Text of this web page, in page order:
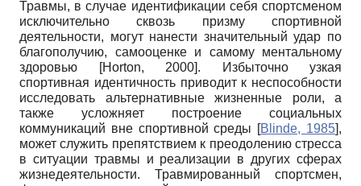
Травмы, в случае идентификации себя спортсменом
исключительно сквозь призму спортивной
деятельности, могут нанести значительный удар по
благополучию, самооценке и самому ментальному
здоровью
[Horton, 2000]. Избыточно узкая
спортивная идентичность приводит к неспособности
исследовать альтернативные жизненные роли, а
также усложняет построение социальных
коммуникаций вне спортивной среды [Blinde, 1985],
может служить препятствием к преодолению стресса
в ситуации травмы и реализации в других сферах
жизнедеятельности. Травмированный спортсмен,